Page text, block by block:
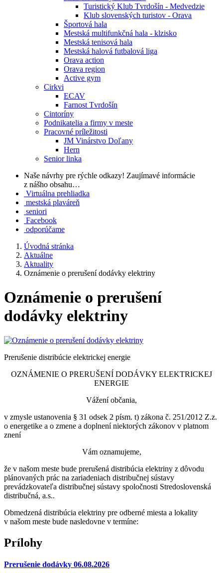
Turistický Klub Tvrdošín - Medvedzie
Klub slovenských turistov - Orava
Športová hala
Mestská multifunkčná hala - klzisko
Mestská tenisová hala
Mestská halová futbalová liga
Orava action
Orava region
Active gym
Cirkvi
ECAV
Farnost Tvrdošín
Cintoríny
Podnikatelia a firmy v meste
Pracovné príležitosti
JM Vinárstvo Doľany
Hern
Senior linka
Naše návrhy pre rýchle odkazy! Zaujímavé informácie
z nášho obsahu…
Virtuálna prehliadka
mestská plaváreň
seniori
Facebook
odporúčame
Úvodná stránka
Aktuálne
Aktuality
Oznámenie o prerušení dodávky elektriny
Oznámenie o prerušení
dodávky elektriny
Prerušenie distribúcie elektrickej energie
OZNÁMENIE O PRERUŠENÍ DODÁVKY ELEKTRICKEJ
ENERGIE
Vážení občania,
v zmysle ustanovenia § 31 odsek 2 písm. t) zákona č. 251/2012 Z.z.
o energetike a o zmene a doplnení niektorých zákonov v platnom
znení
Vám oznamujeme,
že v našom meste bude prerušená distribúcia elektriny z dôvodu
plánovaných prác na zariadeniach distribučnej sústavy
prevádzkovateľa distribučnej sústavy spoločnosti Stredoslovenská
distribučná, a.s..
Obmedzená distribúcia elektriny pre odberné miesta a lokality
v našom meste bude nasledovne v termíne:
Prílohy
Prerušenie dodávky 06.08.2026